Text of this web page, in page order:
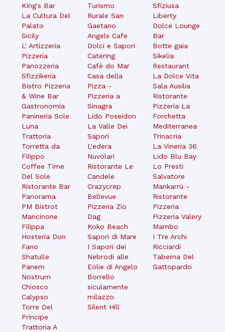
King's Bar
La Cultura Del
Palato
Sicily
L' Artizzeria
Pizzeria
Panozzeria
Sfizzikeria
Bistro Pizzeria
& Wine Bar
Gastronomia
Panineria Sole
Luna
Trattoria
Torretta da
Filippo
Coffee Time
Del Sole
Ristorante Bar
Panorama
PM Bistrot
Mancinone
Filippa
Hosteria Don
Fano
Shatulle
Panem
Nostrum
Chiosco
Calypso
Torre Del
Principe
Trattoria A
Turismo
Rurale San
Gaetano
Angels Cafe
Dolci e Sapori
Catering
Cafè do Mar
Casa della
Pizza -
Pizzeria a
Sinagra
Lido Poseidon
La Valle Dei
Sapori
L'edera
Nuvolari
Ristorante Le
Candele
Crazycrep
Bellevue
Pizzeria Zio
Dag
Koko Beach
Sapori di Mare
I Sapori dei
Nebrodi alle
Eolie di Angelo
Borrello
siculamente
milazzo
Silent Hill
Sfiziusa
Liberty
Dolce Lounge
Bar
Botte gaia
Sikelia
Restaurant
La Dolce Vita
Sala Ausilia
Ristorante
Pizzeria La
Forchetta
Mediterranea
Trinacria
La Vineria 36
Lido Blu Bay
Lo Presti
Salvatore
Mankarrù -
Ristorante
Pizzeria
Pizzeria Valery
Mambo
I Tre Archi
Ricciardi
Taberna Del
Gattopardo